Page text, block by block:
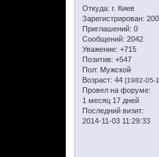
Откуда: г. Киев
Зарегистрирован:
Приглашений: 0
Сообщений: 2042
Уважение: +715
Позитив: +547
Пол: Мужской
Возраст: 44 [1982-05-
Провел на форуме:
1 месяц 17 дней
Последний визит:
2014-11-03 11:29:33